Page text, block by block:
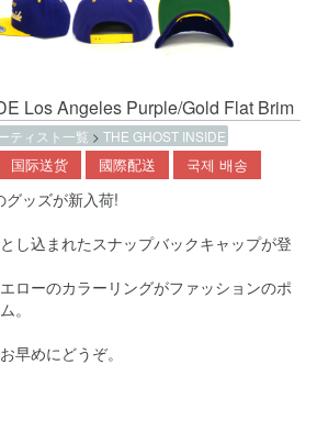
Los Angeles Purple/Gold Flat Brim
ティスト一覧 >THE GHOST INSIDE
国际送货 國際配送 국제 배송
グッズが新入荷!
し込まれたスナップバックキャップが登
ローのカラーリングがファッションのポ
。
早めにどうぞ。